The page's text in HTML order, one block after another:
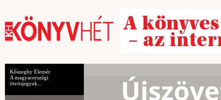
Kőszeghy Elemér
A magyarországi
ötvösjegyek...